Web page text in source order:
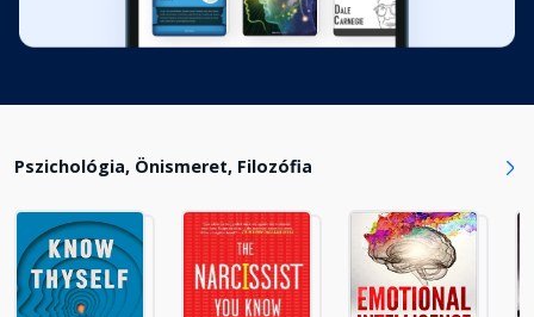
Pszichológia, Önismeret, Filozófia